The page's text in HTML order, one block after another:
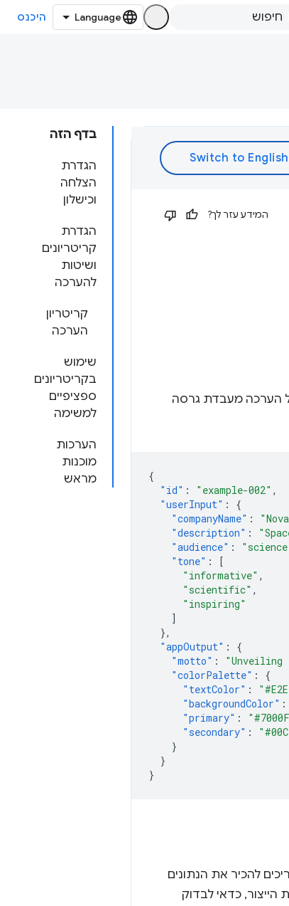
היכנס
בדף הזה
הגדרת
הצלחה
וכישלון
הגדרת
קריטריונים
ושיטות
להערכה
קריטריון
הערכה
שימוש
בקריטריונים
ספציפיים
למשימה
הערכות
מוכנות
מראש
המידע עזר לך?
הערכה מעבדת גרסה
{
"id" : "example-002" ,
"userInput" :
{
"companyName" :
"description" :
"audience" :
"tone" :
[
"informative" ,
"scientific" ,
"inspiring"
]
},
"appOutput" :
{
"motto" : "Unveiling
"colorPalette" :
{
"textColor" :
"backgroundColor" :
"primary" :
"secondary" :
}
}
}
להכיר את הנתונים
הייצור, כדאי לבדוק